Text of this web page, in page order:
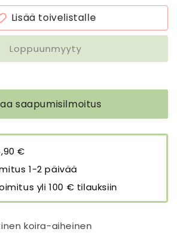
Lisää toivelistalle
Loppuunmyyty
saapumisilmoitus
€
1-2 päivää
yli 100 € tilauksiin
koira-aiheinen